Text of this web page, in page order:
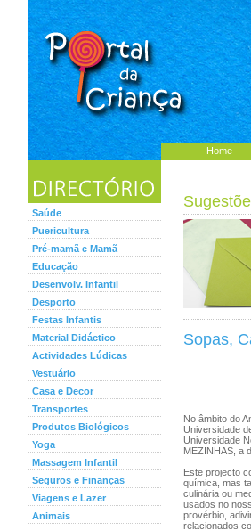
Home
Saúde
Puericultura
Pré-mamã e Mamã
Educação
Desenvolv. Infantil
Desporto
Festas Infantis
Material Didáctico
Actividades Lúdicas
Vestuário
Casa e Decor
Transportes
Produtos Biológicos
Yoga
Massagem Infantil
Seguros e Finanças
Viagens e Lazer
Animais
Sopas,
No âmbito do
Universidade
Universidade
MEZINHAS, a
Este projecto
química, mas
culinária ou
usados no
provérbio,
relacionados